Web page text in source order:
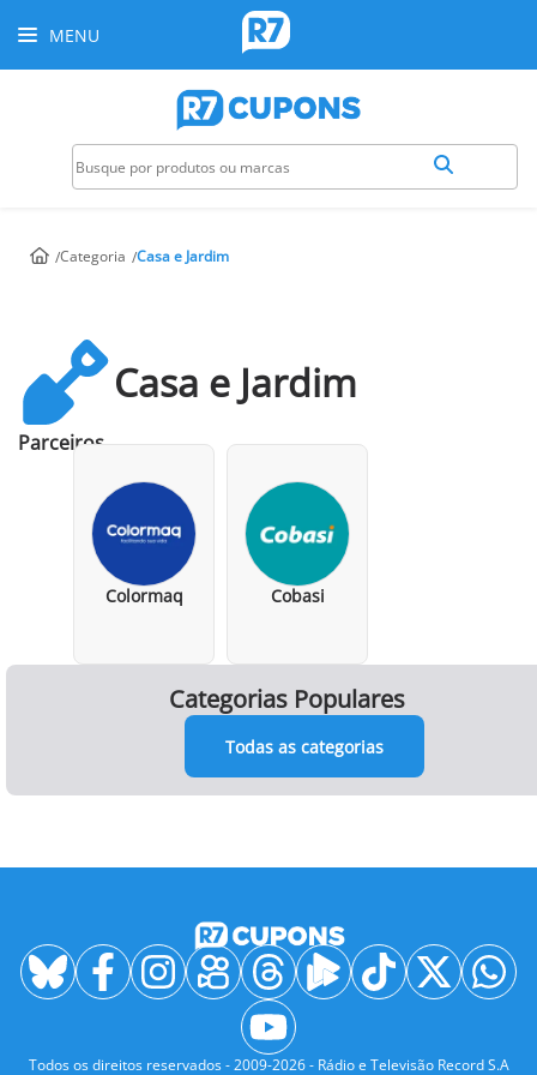
MENU
Categoria Casa e Jardim
Categorias Populares
Todas as categorias
Casa e Jardim
Parceiros
Colormaq Cobasi
Todos os direitos reservados - 2009-2026 - Rádio e Televisão Record S.A